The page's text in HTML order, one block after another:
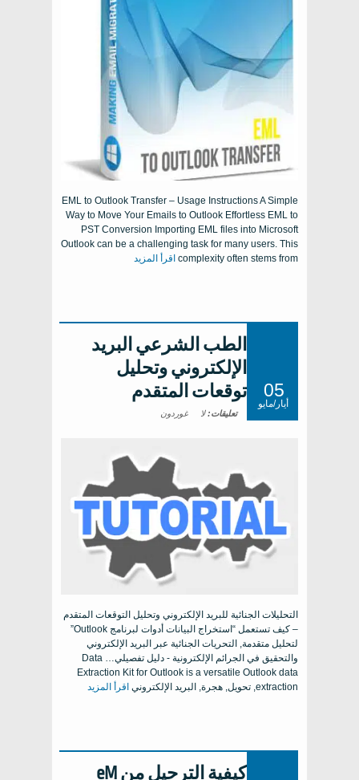
EML to Outlook Transfer – Usage Instructions A Simple
Way to Move Your Emails to Outlook Effortless EML to
PST Conversion Importing EML files into Microsoft
Outlook can be a challenging task for many users. This
complexity often stems from اقرأ المزيد
05
أيار/مايو
الطب الشرعي البريد
الإلكتروني وتحليل
توقعات المتقدم
تعليقات:لا غوردون
التحليلات الجنائية للبريد الإلكتروني وتحليل التوقعات المتقدم
– كيف تستعمل “استخراج البيانات أدوات لبرنامج Outlook”
لتحليل متقدمة, التحريات الجنائية عبر البريد الإلكتروني
والتحقيق في الجرائم الإلكترونية - دليل تفصيلي… Data
Extraction Kit for Outlook is a versatile Outlook data
extraction, تحويل, هجرة, البريد الإلكتروني اقرأ المزيد
كيفية الترحيل من eM